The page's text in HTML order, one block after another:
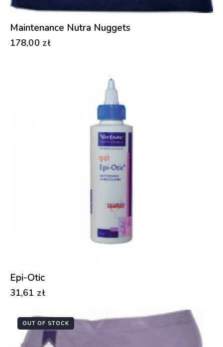
Maintenance Nutra Nuggets
178,00 zł
Epi-Otic
31,61 zł
OUT OF STOCK